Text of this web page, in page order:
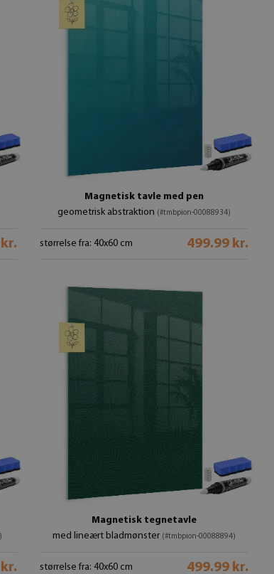
Magnetisk tavle med pen
geometrisk abstraktion (#tmbpion-00088934)
størrelse fra: 40x60 cm 499.99 kr.
Magnetisk tegnetavle
med lineært bladmønster (#tmbpion-00088894)
størrelse fra: 40x60 cm 499.99 kr.